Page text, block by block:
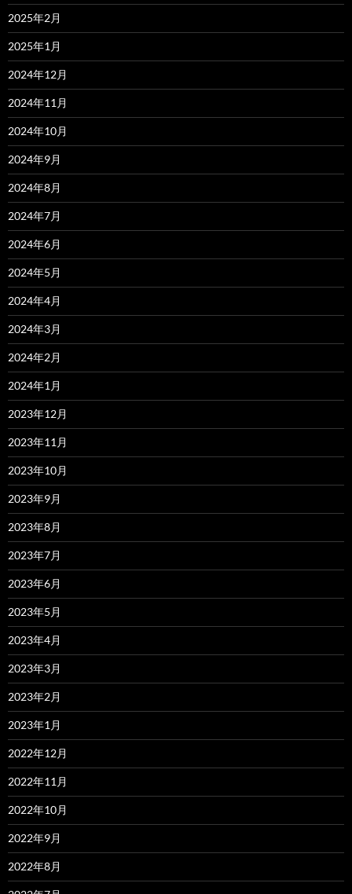
2025年2月
2025年1月
2024年12月
2024年11月
2024年10月
2024年9月
2024年8月
2024年7月
2024年6月
2024年5月
2024年4月
2024年3月
2024年2月
2024年1月
2023年12月
2023年11月
2023年10月
2023年9月
2023年8月
2023年7月
2023年6月
2023年5月
2023年4月
2023年3月
2023年2月
2023年1月
2022年12月
2022年11月
2022年10月
2022年9月
2022年8月